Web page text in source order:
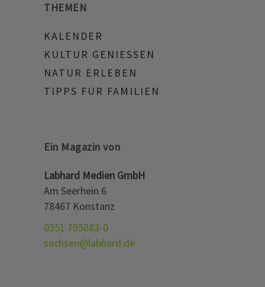
THEMEN
KALENDER
KULTUR GENIESSEN
NATUR ERLEBEN
TIPPS FÜR FAMILIEN
Ein Magazin von
Labhard Medien GmbH
Am Seerhein 6
78467 Konstanz
0351 795883-0
sachsen@labhard.de